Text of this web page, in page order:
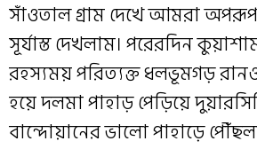
সাঁওতাল গ্রাম দেখে আমরা
সূর্যাস্ত দেখলাম। পরেরদিন
রহস্যময় পরিত্যক্ত ধলভূমগড়
হয়ে দলমা পাহাড় পেড়িয়ে
বান্দোয়ানের ভালো পাহাড়ে